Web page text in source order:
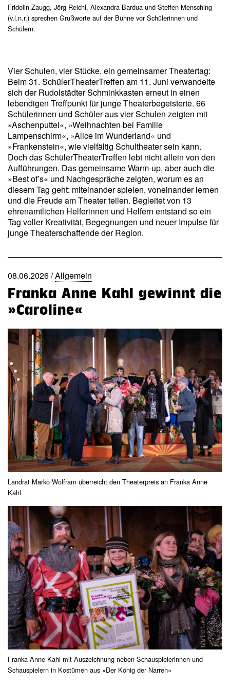
Fridolin Zaugg, Jörg Reichl, Alexandra Bardua und Steffen Mensching
(v.l.n.r.) sprechen Grußworte auf der Bühne vor Schülerinnen und
Schülern.
Vier Schulen, vier Stücke, ein gemeinsamer Theatertag:
Beim 31. SchülerTheaterTreffen am 11. Juni verwandelte
sich der Rudolstädter Schminkkasten erneut in einen
lebendigen Treffpunkt für junge Theaterbegeisterte. 66
Schülerinnen und Schüler aus vier Schulen zeigten mit
»Aschenputtel«, »Weihnachten bei Familie
Lampenschirm«, »Alice im Wunderland« und
»Frankenstein«, wie vielfältig Schultheater sein kann.
Doch das SchülerTheaterTreffen lebt nicht allein von den
Aufführungen. Das gemeinsame Warm-up, aber auch die
»Best of’s« und Nachgespräche zeigten, worum es an
diesem Tag geht: miteinander spielen, voneinander lernen
und die Freude am Theater teilen. Begleitet von 13
ehrenamtlichen Helferinnen und Helfern entstand so ein
Tag voller Kreativität, Begegnungen und neuer Impulse für
junge Theaterschaffende der Region.
08.06.2026 /Allgemein
Franka Anne Kahl gewinnt die
»Caroline«
Landrat Marko Wolfram überreicht den Theaterpreis an Franka Anne
Kahl
Franka Anne Kahl mit Auszeichnung neben Schauspielerinnen und
Schauspielern in Kostümen aus »Der König der Narren«